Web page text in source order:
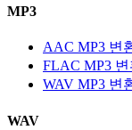
MP3
AAC MP3 변
FLAC MP3
WAV MP3 변
WAV